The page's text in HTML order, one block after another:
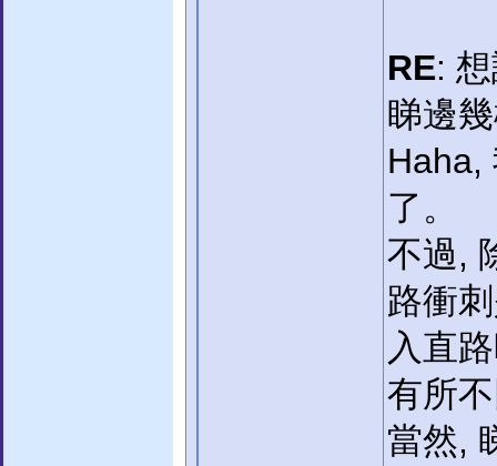
RE:
睇邊
Haha,
了。
不過,
路衝
入直
有所
當然,